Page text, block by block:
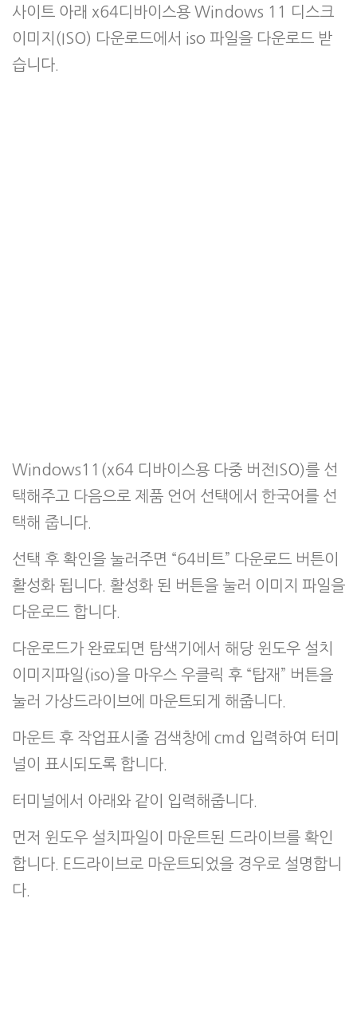
사이트 아래 x64디바이스용 Windows 11 디스크
이미지(ISO) 다운로드에서 iso 파일을 다운로드 받
습니다.
Windows11(x64 디바이스용 다중 버전ISO)를 선
택해주고 다음으로 제품 언어 선택에서 한국어를 선
택해 줍니다.
선택 후 확인을 눌러주면 “64비트” 다운로드 버튼이
활성화 됩니다. 활성화 된 버튼을 눌러 이미지 파일을
다운로드 합니다.
다운로드가 완료되면 탐색기에서 해당 윈도우 설치
이미지파일(iso)을 마우스 우클릭 후 “탑재” 버튼을
눌러 가상드라이브에 마운트되게 해줍니다.
마운트 후 작업표시줄 검색창에 cmd 입력하여 터미
널이 표시되도록 합니다.
터미널에서 아래와 같이 입력해줍니다.
먼저 윈도우 설치파일이 마운트된 드라이브를 확인
합니다. E드라이브로 마운트되었을 경우로 설명합니
다.